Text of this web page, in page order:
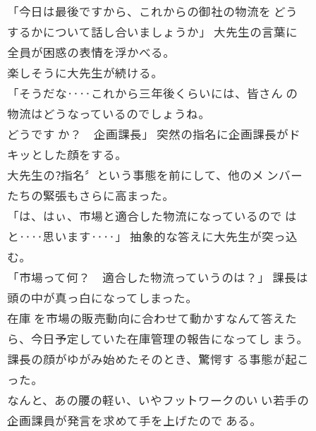
「今日は最後ですから、これからの御社の物流を どう
するかについて話し合いましょうか」 大先生の言葉に
全員が困惑の表情を浮かべる。
楽しそうに大先生が続ける。
「そうだな‥‥これから三年後くらいには、皆さん の
物流はどうなっているのでしょうね。
どうです か？ 企画課長」 突然の指名に企画課長がド
キッとした顔をする。
大先生の?指名〞という事態を前にして、他のメ ンバー
たちの緊張もさらに高まった。
「は、はぃ、市場と適合した物流になっているので は
と‥‥思います‥‥」 抽象的な答えに大先生が突っ込
む。
「市場って何？ 適合した物流っていうのは？」 課長は
頭の中が真っ白になってしまった。
在庫 を市場の販売動向に合わせて動かすなんて答えた
ら、今日予定していた在庫管理の報告になってし まう。
課長の顔がゆがみ始めたそのとき、驚愕す る事態が起こ
った。
なんと、あの腰の軽い、いやフットワークのい い若手の
企画課員が発言を求めて手を上げたので ある。